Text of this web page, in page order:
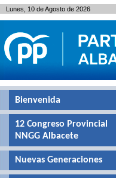
Bienvenida
12 Congreso Provincial
NNGG Albacete
Nuevas Generaciones
Lunes, 10 de Agosto de 2026